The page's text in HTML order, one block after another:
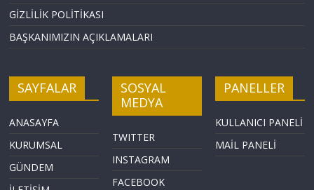
GİZLİLİK POLİTİKASI
BAŞKANIMIZIN AÇIKLAMALARI
SAYFALAR
ANASAYFA
KURUMSAL
GÜNDEM
SOSYAL
MEDYA
TWITTER
INSTAGRAM
FACEBOOK
PANELLER
KULLANICI PANELİ
MAİL PANELİ